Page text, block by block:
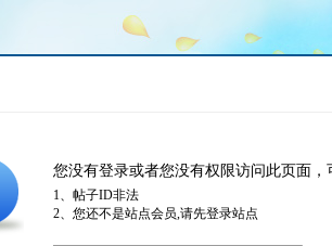
您没有登录或者您没有权限访问此页面
1、帖子ID非法
2、您还不是站点会员,请先登录站点